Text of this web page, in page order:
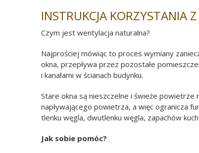
INSTRUKCJA KORZYSTANIA
Czym jest wentylacja naturalna?
Najprościej mówiąc to proces wymiany
okna, przepływa przez pozostałe
i kanałami w ścianach budynku.
Stare okna są nieszczelne i świeże powietrze
napływającego powietrza, a więc ogranicza
tlenku węgla, dwutlenku węgla, zapachów
Jak sobie pomóc?